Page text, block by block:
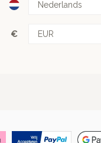
€